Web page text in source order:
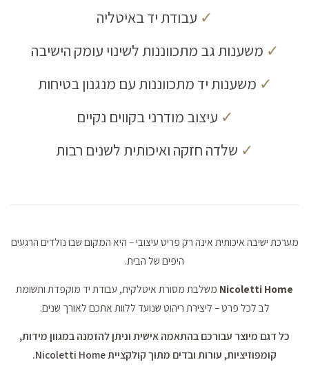
✓ עבודת יד באיטליה
✓ משענות גב מתכווננות לשינוי עומק הישיבה
✓ משענות יד מתכווננות עם מנגנון בטיחות
✓ עיצוב מודרני בקווים נקיים
✓ שלדה חזקה ואיכותית לשנים רבות
מערכת ישיבה איכותית אינה רק פריט עיצובי – היא המקום שבו נולדים הרגעים
היפים של הבית.
Nicoletti Home משלבת מסורת איטלקית, עבודת יד מוקפדת ותשומת
לב לכל פרט – ליצירת ריהוט שנועד ללוות אתכם לאורך שנים.
כל דגם מיוצר עבורכם בהתאמה אישית וניתן להזמנה במגוון מידות,
קומפוזיציות, עורות ובדים מתוך קולקציית Nicoletti Home.